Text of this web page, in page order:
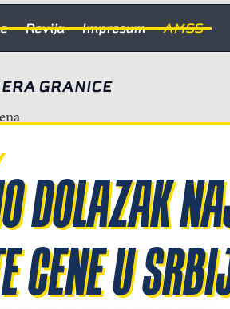
Revija Impresum AMSS
GRANICE
DOLAZAK
CENE U